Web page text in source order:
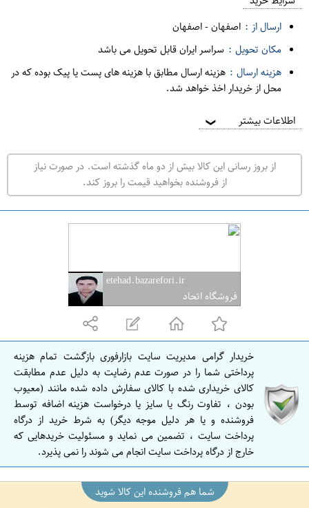
ف
ر
ت
ه
ر
ا
ص
ه
ن
ا
ص
ف
ه
ن
ارسال از : اصفهان-اصفهان
مکان تحویل : سراسر ایران قابل تحویل می باشد
هزینه ارسال : هزینه ارسال مطابق با هزینه های پست یا پیک بوده که در
محل از خریدار اخذ خواهد شد.
اطلاعات بیشتر ❯
از بروز رسانی این کالا بیش از دو ماه گذشته است. در صورت نیاز
از فروشنده بخواهید قیمت را بروز کند.
etehad.bazarefori.ir
فروشگاه اتحاد
خریدار گرامی مدیریت سایت بازارفوری بازگشت تمام هزینه
پرداختی شما را در صورت عدم رضایت به دلیل عدم مطابقت
کالای خریداری شده با کالای سفارش داده شده مانند (معیوب
بودن ، تفاوت رنگ یا سایز یا درخواست هزینه اضافه توسط
فروشنده و یا هر دلیل موجه دیگر) به شرط خرید از درگاه
پرداخت سایت ، تضمین می نماید و مسئولیت خریدهایی که
خارج از درگاه پرداخت سایت انجام می شوند را نمی پذیرد.
شما هم فروشنده این کالا شوید